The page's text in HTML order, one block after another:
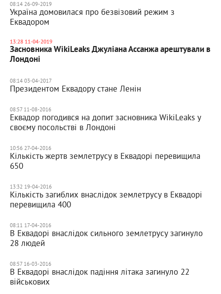
08:14 26-09-2019
Україна домовилася про безвізовий режим з
Еквадором
13:28 11-04-2019
Засновника WikiLeaks Джуліана Ассанжа арештували в
Лондоні
08:14 03-04-2017
Президентом Еквадору стане Ленін
08:57 11-08-2016
Еквадор погодився на допит засновника WikiLeaks у
своєму посольстві в Лондоні
10:56 27-04-2016
Кількість жертв землетрусу в Еквадорі перевищила
650
13:32 19-04-2016
Кількість загиблих внаслідок землетрусу в Еквадорі
перевищила 400
08:11 17-04-2016
В Еквадорі внаслідок сильного землетрусу загинуло
28 людей
08:57 16-03-2016
В Еквадорі внаслідок падіння літака загинуло 22
військових